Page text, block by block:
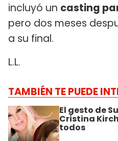
incluyó un casting
pero dos meses
a su final.
L.L.
TAMBIÉN TE PUEDE
El gesto de
Cristina
todos